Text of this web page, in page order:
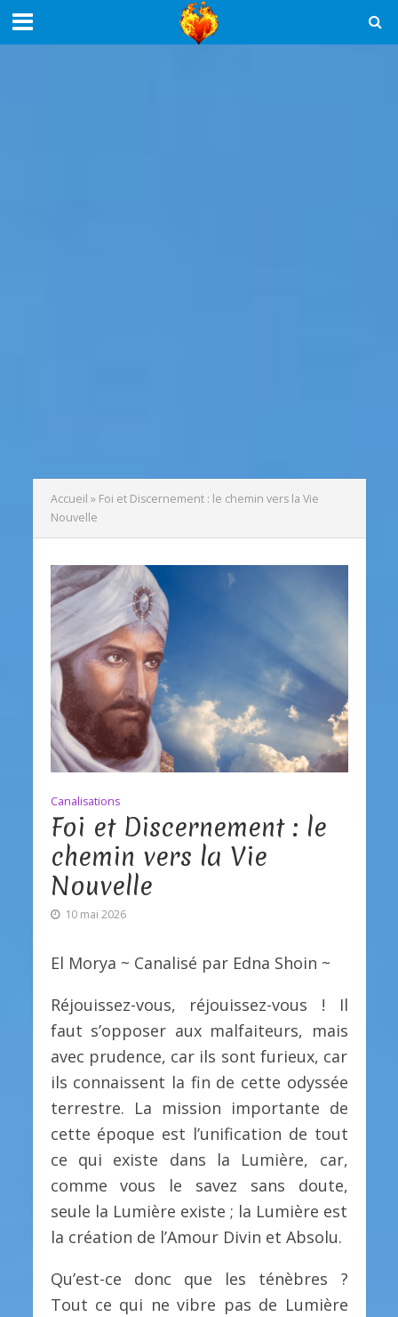
Accueil » Foi et Discernement : le chemin vers la Vie
Nouvelle
Canalisations
Foi et Discernement : le
chemin vers la Vie
Nouvelle
10 mai 2026
El Morya ~ Canalisé par Edna Shoin ~
Réjouissez-vous, réjouissez-vous ! Il
faut s’opposer aux malfaiteurs, mais
avec prudence, car ils sont furieux, car
ils connaissent la fin de cette odyssée
terrestre. La mission importante de
cette époque est l’unification de tout
ce qui existe dans la Lumière, car,
comme vous le savez sans doute,
seule la Lumière existe ; la Lumière est
la création de l’Amour Divin et Absolu.
Qu’est-ce donc que les ténèbres ?
Tout ce qui ne vibre pas de Lumière